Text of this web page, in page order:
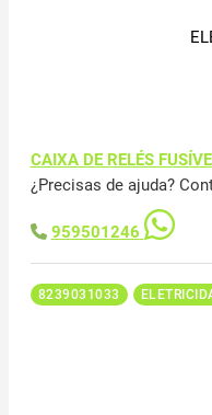
CAIXA DE RELÉS
¿Precisas de ajuda?
959501246
8239031033